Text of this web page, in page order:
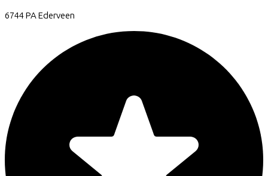
6744 PAEderveen